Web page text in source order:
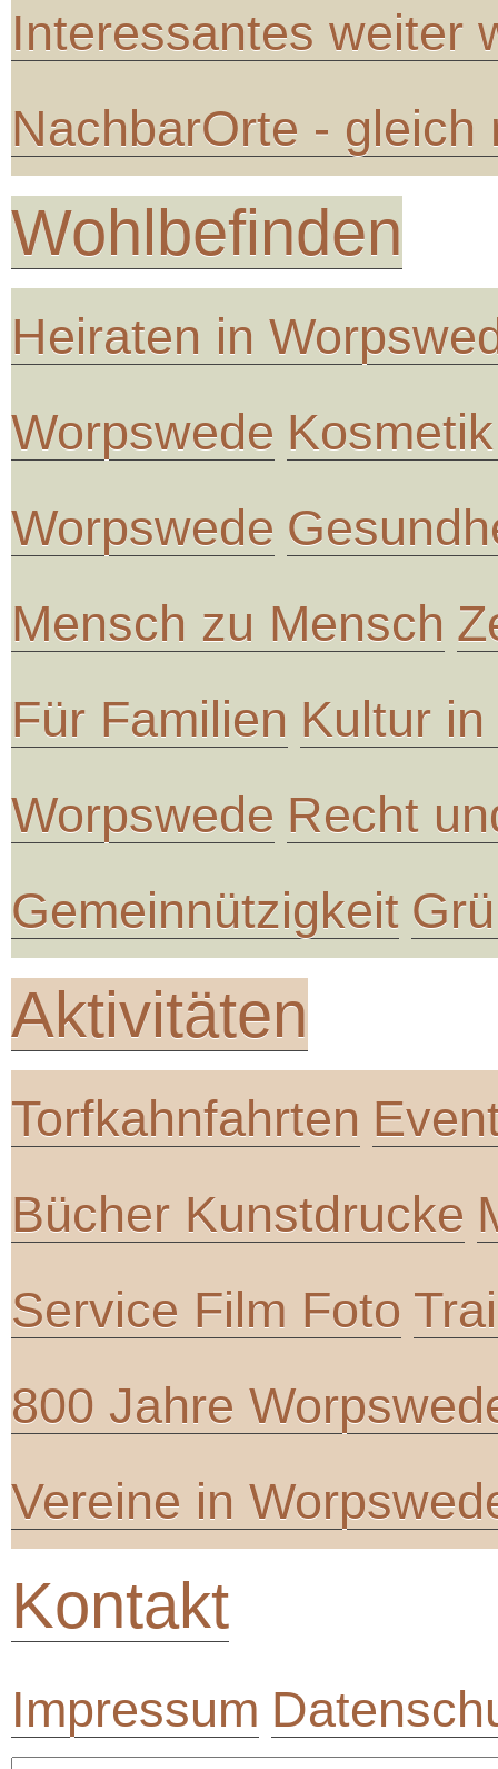
Interessantes weiter
NachbarOrte - gleich
Wohlbefinden
Heiraten in
Worpswede
Worpswede
Mensch zu Mensch
Für Familien Kultur
Worpswede Recht
Gemeinnützigkeit
Aktivitäten
Torfkahnfahrten
Bücher Kunstdrucke
Service Film Foto
800 Jahre
Vereine in
Kontakt
Impressum